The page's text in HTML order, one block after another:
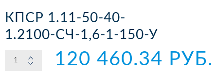
КПСР 1.11-50-40-
1.2100-СЧ-1,6-1-150-У
120 460.34 РУБ.